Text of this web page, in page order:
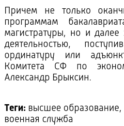
Причем не только
программам
магистратуры, но и далее
деятельностью,
ординатуру или
Комитета СФ по
Александр Брыксин.
Теги:высшее образование,
военная служба